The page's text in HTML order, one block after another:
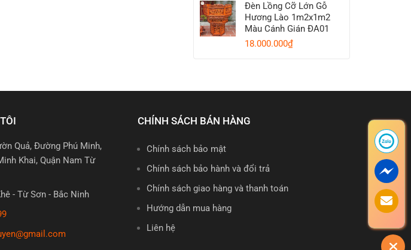
Đèn Lồng Cỡ Lớn Gỗ
Hương Lào 1m2x1m2
Màu Cánh Gián ĐA01
18.000.000₫
Quả, Đường Phú Minh,
Khai, Quận Nam Từ
- Từ Sơn - Bắc Ninh
CHÍNH SÁCH BÁN HÀNG
Chính sách bảo mật
Chính sách bảo hành và đổi trả
Chính sách giao hàng và thanh toán
Hướng dẫn mua hàng
Liên hệ